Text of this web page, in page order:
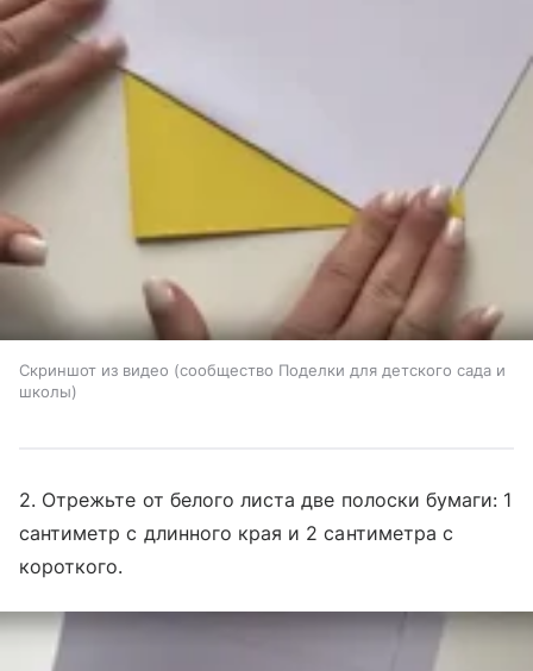
Скриншот из видео (сообщество Поделки для детского сада и
школы)
2. Отрежьте от белого листа две полоски бумаги: 1
сантиметр с длинного края и 2 сантиметра с
короткого.